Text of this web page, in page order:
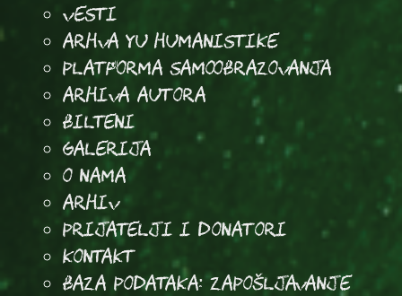
Vesti
Arhva YU Humanistike
Platforma samoobrazovanja
arhiva autora
Bilteni
Galerija
O Nama
Arhiv
Prijatelji i donatori
Kontakt
Baza podataka: Zapošljavanje